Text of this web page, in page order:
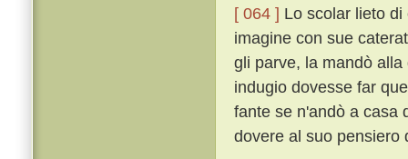
[ 064 ] Lo scolar lieto
imagine con sue
gli parve, la mandò
indugio dovesse far
fante se n'andò a casa
dovere al suo pensiero